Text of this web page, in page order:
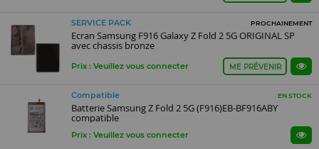
SERVICE PACK PROCHAINEMENT
Ecran Samsung F916 Galaxy Z Fold 2 5G ORIGINAL SP
avec chassis bronze
Prix : Veuillez vous connecter ME PRÉVENIR
Compatible EN STOCK
Batterie Samsung Z Fold 2 5G (F916)EB-BF916ABY
compatible
Prix : Veuillez vous connecter